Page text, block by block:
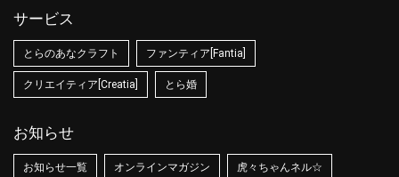
サービス
とらのあなクラフト ファンティア[Fantia]
クリエイティア[Creatia] とら婚
お知らせ
お知らせ一覧 オンラインマガジン 虎々ちゃんネル☆